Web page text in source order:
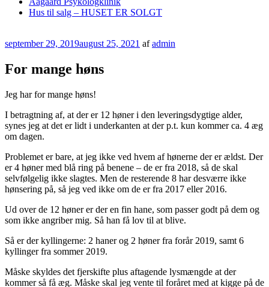
Hus til salg – HUSET ER SOLGT
Udgivet
september 29, 2019august 25, 2021 afadmin
For mange høns
Jeg har for mange høns!
I betragtning af, at der er 12 høner i den leveringsdygtige alder,
synes jeg at det er lidt i underkanten at der p.t. kun kommer ca. 4 æg
om dagen.
Problemet er bare, at jeg ikke ved hvem af hønerne der er ældst. Der
er 4 høner med blå ring på benene – de er fra 2018, så de skal
selvfølgelig ikke slagtes. Men de resterende 8 har desværre ikke
hønsering på, så jeg ved ikke om de er fra 2017 eller 2016.
Ud over de 12 høner er der en fin hane, som passer godt på dem og
som ikke angriber mig. Så han få lov til at blive.
Så er der kyllingerne: 2 haner og 2 høner fra forår 2019, samt 6
kyllinger fra sommer 2019.
Måske skyldes det fjerskifte plus aftagende lysmængde at der
kommer så få æg. Måske skal jeg vente til foråret med at kigge på de